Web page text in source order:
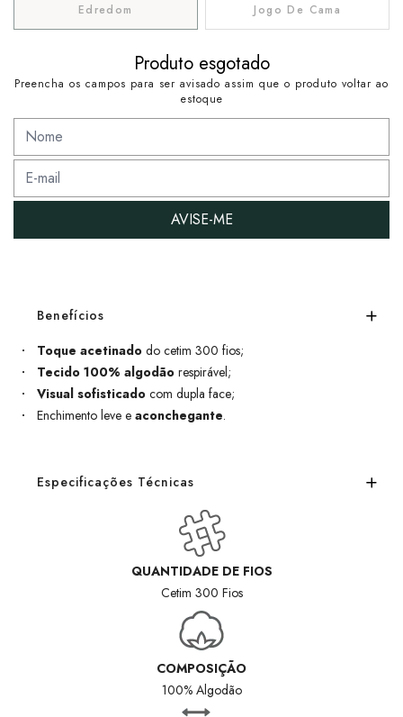
Edredom Jogo De Cama
Produto esgotado
Preencha os campos para ser avisado assim que o produto voltar ao
estoque
AVISE-ME
Benefícios
Toque acetinado do cetim 300 fios;
Tecido 100% algodão respirável;
Visual sofisticado com dupla face;
Enchimento leve e aconchegante.
Especificações Técnicas
QUANTIDADE DE FIOS
Cetim 300 Fios
COMPOSIÇÃO
100% Algodão